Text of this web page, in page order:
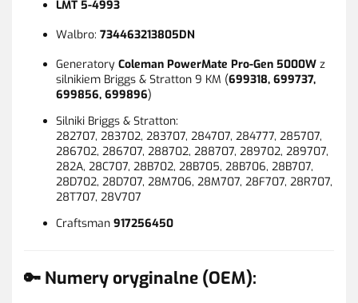
LMT 5-4993
Walbro: 734463213805DN
Generatory Coleman PowerMate Pro-Gen 5000W z
silnikiem Briggs & Stratton 9 KM (699318, 699737,
699856, 699896)
Silniki Briggs & Stratton:
282707, 283702, 283707, 284707, 284777, 285707,
286702, 286707, 288702, 288707, 289702, 289707,
282A, 28C707, 28B702, 28B705, 28B706, 28B707,
28D702, 28D707, 28M706, 28M707, 28F707, 28R707,
28T707, 28V707
Craftsman 917256450
🔑 Numery oryginalne (OEM):